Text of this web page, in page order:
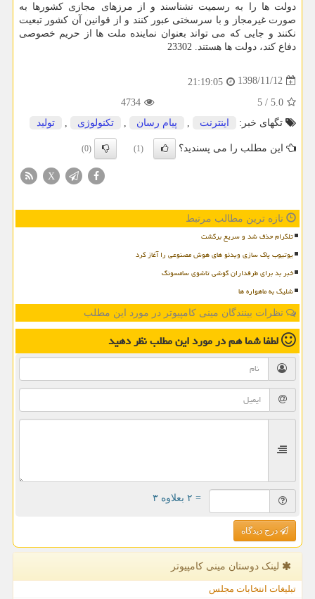
دولت ها را به رسمیت نشناسند و از مرزهای مجازی كشورها به
صورت غیرمجاز و با سرسختی عبور كنند و از قوانین آن كشور تبعیت
نكنند و جایی كه می تواند بعنوان نماینده ملت ها از حریم خصوصی
دفاع كند، دولت ها هستند. 23302
1398/11/12
21:19:05
5.0
/
5
4734
تگهای خبر:
اینترنت پیام رسان تكنولوژی تولید
این مطلب را می پسندید؟ (1)
(0)
X
تازه ترین مطالب مرتبط
تلگرام حذف شد و سریع برگشت
یوتیوب پاک سازی ویدئو های هوش مصنوعی را آغاز کرد
خبر بد برای طرفداران گوشی تاشوی سامسونگ
شلیک به ماهواره ها
نظرات بینندگان مینی کامپیوتر در مورد این مطلب
لطفا شما همدر مورد این مطلبنظر دهید
= ۲ بعلاوه ۳
درج دیدگاه
لینک دوستان مینی كامپیوتر
تبلیغات انتخابات مجلس